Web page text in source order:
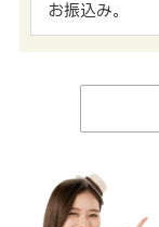
お振込み。